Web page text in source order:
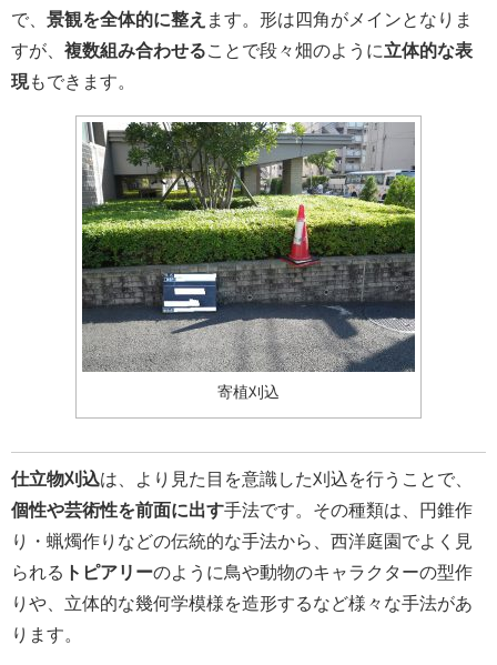
で、 景観を全体的に整え ます。形は四角がメインとなりま
すが、 複数組み合わせることで段々畑のように立体的な表
現もできます。
寄植刈込
仕立物刈込は、より見た目を意識した刈込を行うことで、
個性や芸術性を前面に出す手法です。その種類は、円錐作
り・蝋燭作りなどの伝統的な手法から、西洋庭園でよく見
られる トピアリーのように鳥や動物のキャラクターの型作
りや、立体的な幾何学模様を造形するなど様々な手法があ
ります。